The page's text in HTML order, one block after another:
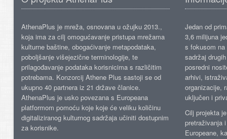
AthenaPlus je mreža, osnovana u ožujku 2013.,
koja ima za cilj omogućavanje pristupa mrežama
kulturne baštine, obogaćivanje metapodataka,
poboljšanje višejezične terminologije, te
prilagođavanje podataka korisnicima s različitim
potrebama. Konzorcij Athene Plus sastoji se od
ukupno 40 partnera iz 21 države članice.
AthenaPlus je usko povezana s Europeana
platformom pomoću koje koje će veliku količinu
digitaliziranog kulturnog sadržaja učiniti dostupnim
za korisnike.
Jedan od
3,6 milijuna
s fokusom
sadržaj
posredni
arhivi,
organizacije,
uključen i
Cilj projekta
pretraživanja
Europeane,